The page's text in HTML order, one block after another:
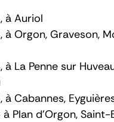
à Auriol
à Orgon, Graveson,
à La Penne sur
à Cabannes,
à Plan d'Orgon,